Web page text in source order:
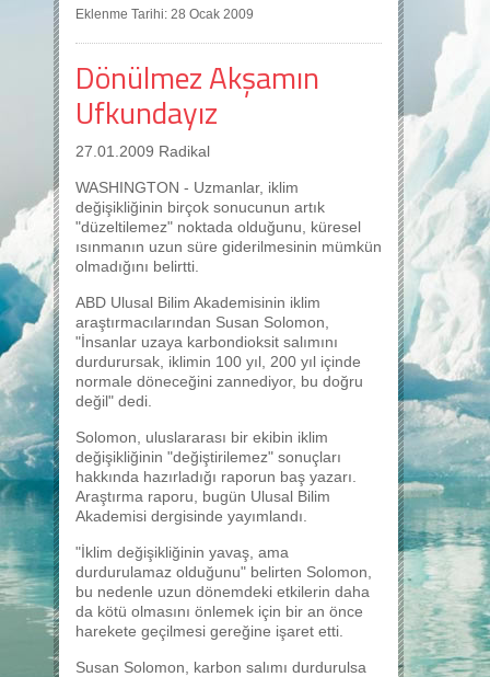
Eklenme Tarihi: 28 Ocak 2009
Dönülmez Akşamın
Ufkundayız
27.01.2009 Radikal
WASHINGTON - Uzmanlar, iklim
değişikliğinin birçok sonucunun artık
"düzeltilemez" noktada olduğunu, küresel
ısınmanın uzun süre giderilmesinin mümkün
olmadığını belirtti.
ABD Ulusal Bilim Akademisinin iklim
araştırmacılarından Susan Solomon,
"İnsanlar uzaya karbondioksit salımını
durdurursak, iklimin 100 yıl, 200 yıl içinde
normale döneceğini zannediyor, bu doğru
değil" dedi.
Solomon, uluslararası bir ekibin iklim
değişikliğinin "değiştirilemez" sonuçları
hakkında hazırladığı raporun baş yazarı.
Araştırma raporu, bugün Ulusal Bilim
Akademisi dergisinde yayımlandı.
"İklim değişikliğinin yavaş, ama
durdurulamaz olduğunu" belirten Solomon,
bu nedenle uzun dönemdeki etkilerin daha
da kötü olmasını önlemek için bir an önce
harekete geçilmesi gereğine işaret etti.
Susan Solomon, karbon salımı durdurulsa